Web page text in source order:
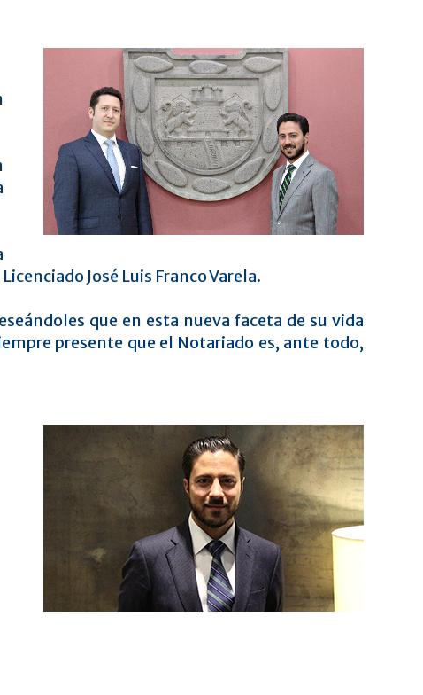
José Luis Franco Varela.
que en esta nueva faceta de su vida
presente que el Notariado es, ante todo,